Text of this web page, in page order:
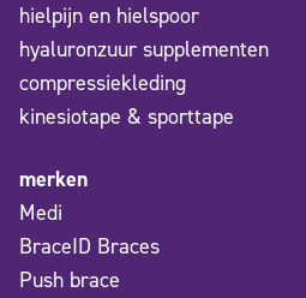
hielpijn en hielspoor
hyaluronzuur supplementen
compressiekleding
kinesiotape & sporttape
merken
Medi
BraceID Braces
Push brace